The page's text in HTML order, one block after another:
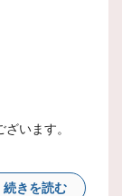
います。
続きを読む